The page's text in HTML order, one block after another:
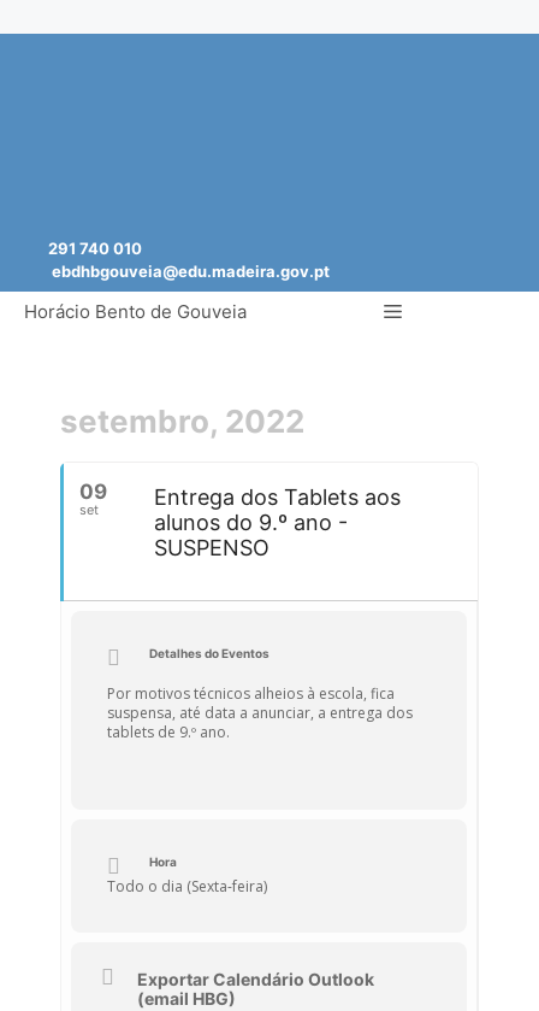
291 740 010
ebdhbgouveia@edu.madeira.gov.pt
Horácio Bento de Gouveia Menu
setembro, 2022
09
set
Entrega dos Tablets aos
alunos do 9.º ano -
SUSPENSO
Detalhes do Eventos
Por motivos técnicos alheios à escola, fica
suspensa, até data a anunciar, a entrega dos
tablets de 9.º ano.
Hora
Todo o dia (Sexta-feira)
Exportar Calendário Outlook
(email HBG)